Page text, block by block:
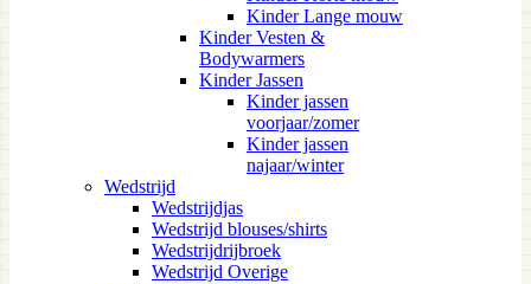
Kinder Lange mouw
Kinder Vesten &
Bodywarmers
Kinder Jassen
Kinder jassen
voorjaar/zomer
Kinder jassen
najaar/winter
Wedstrijd
Wedstrijdjas
Wedstrijd blouses/shirts
Wedstrijdrijbroek
Wedstrijd Overige